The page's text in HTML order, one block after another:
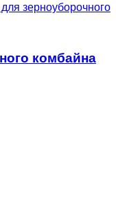
зерноуборочного
комбайна